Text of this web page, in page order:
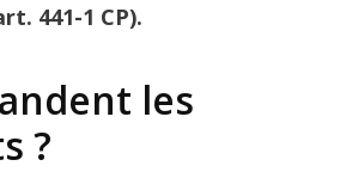
441-1 CP).
les
?